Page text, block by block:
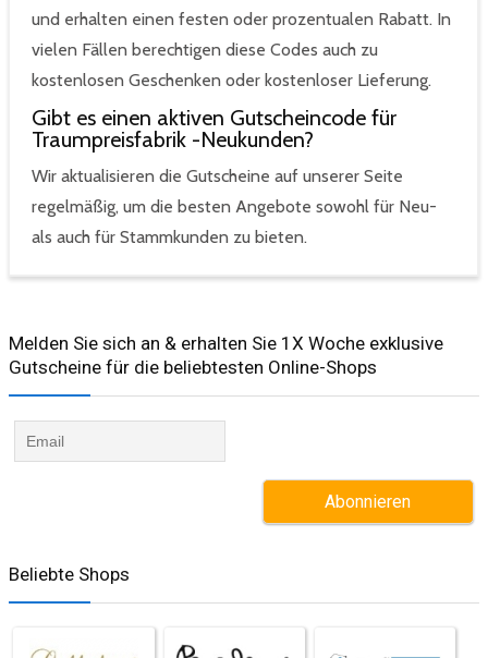
und erhalten einen festen oder prozentualen Rabatt. In
vielen Fällen berechtigen diese Codes auch zu
kostenlosen Geschenken oder kostenloser Lieferung.
Gibt es einen aktiven Gutscheincode für
Traumpreisfabrik -Neukunden?
Wir aktualisieren die Gutscheine auf unserer Seite
regelmäßig, um die besten Angebote sowohl für Neu-
als auch für Stammkunden zu bieten.
Melden Sie sich an & erhalten Sie 1X Woche exklusive
Gutscheine für die beliebtesten Online-Shops​
Beliebte Shops